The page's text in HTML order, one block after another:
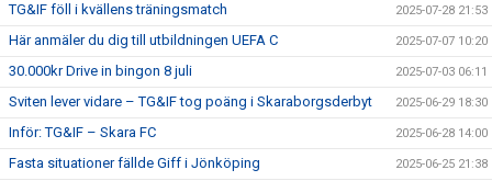
TG&IF föll i kvällens träningsmatch 2025-07-28 21:53
Här anmäler du dig till utbildningen UEFA C 2025-07-07 10:20
30.000kr Drive in bingon 8 juli 2025-07-03 06:11
Sviten lever vidare – TG&IF tog poäng i Skaraborgsderbyt 2025-06-29 18:30
Inför: TG&IF – Skara FC 2025-06-28 14:00
Fasta situationer fällde Giff i Jönköping 2025-06-25 21:38